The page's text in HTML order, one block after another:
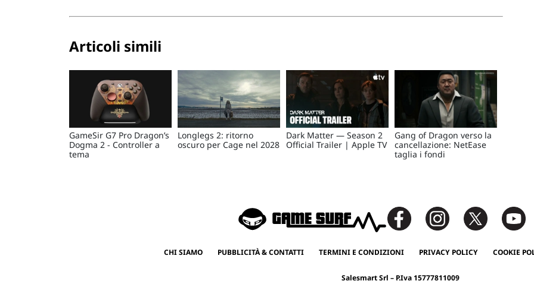
Articoli simili
GameSir G7 Pro Dragon’s
Dogma 2 - Controller a
tema
Longlegs 2: ritorno
oscuro per Cage nel 2028
Dark Matter — Season 2
Official Trailer | Apple TV
Gang of Dragon verso la
cancellazione: NetEase
taglia i fondi
CHI SIAMO PUBBLICITÀ & CONTATTI TERMINI E CONDIZIONI PRIVACY POLICY COOKIE
Salesmart Srl – P.Iva 15777811009